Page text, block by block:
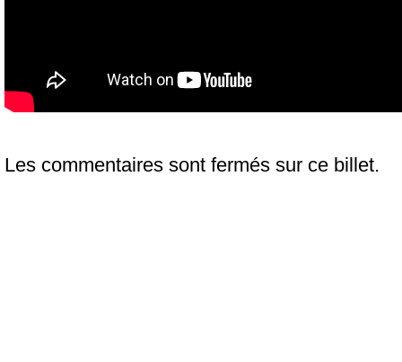
Les commentaires sont fermés sur ce billet.